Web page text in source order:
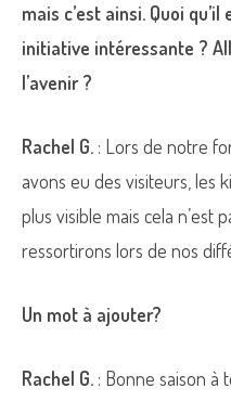
mais c’est ainsi. Quoi
initiative intéressante ?
l’avenir ?
Rachel G. : Lors de notre
avons eu des visiteurs, les
plus visible mais cela n’est
ressortirons lors de nos
Un mot à ajouter?
Rachel G. : Bonne saison à